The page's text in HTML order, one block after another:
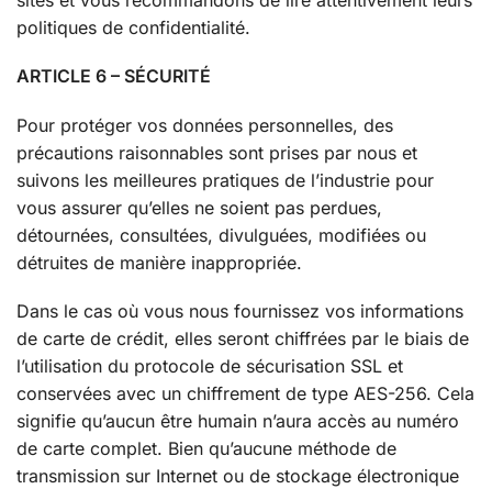
politiques de confidentialité.
ARTICLE 6 – SÉCURITÉ
Pour protéger vos données personnelles, des
précautions raisonnables sont prises par nous et
suivons les meilleures pratiques de l’industrie pour
vous assurer qu’elles ne soient pas perdues,
détournées, consultées, divulguées, modifiées ou
détruites de manière inappropriée.
Dans le cas où vous nous fournissez vos informations
de carte de crédit, elles seront chiffrées par le biais de
l’utilisation du protocole de sécurisation SSL et
conservées avec un chiffrement de type AES-256. Cela
signifie qu’aucun être humain n’aura accès au numéro
de carte complet. Bien qu’aucune méthode de
transmission sur Internet ou de stockage électronique